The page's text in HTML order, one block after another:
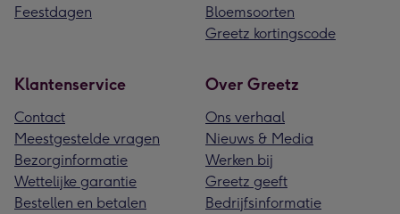
Feestdagen
Bloemsoorten
Greetz kortingscode
Klantenservice
Contact
Meestgestelde vragen
Bezorginformatie
Wettelijke garantie
Bestellen en betalen
Over Greetz
Ons verhaal
Nieuws & Media
Werken bij
Greetz geeft
Bedrijfsinformatie